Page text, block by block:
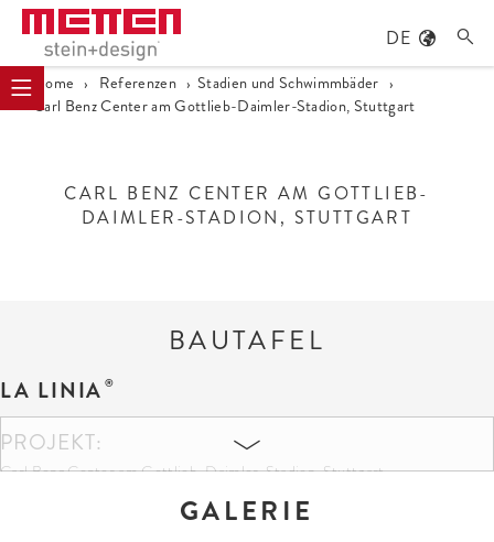
DE 
Home › Referenzen › Stadien und Schwimmbäder ›
Carl Benz Center am Gottlieb-Daimler-Stadion, Stuttgart
CARL BENZ CENTER AM GOTTLIEB-
DAIMLER-STADION, STUTTGART
BAUTAFEL
LA LINIA
PROJEKT:
Carl Benz Center am Gottlieb-Daimler-Stadion, Stuttgart
FARBEN UND FORMATE:
GALERIE